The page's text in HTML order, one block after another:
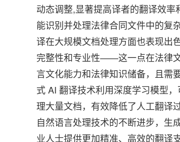
动态调整,显著提高译者的翻译效率
能识别并处理法律合同文件中的复
译在大规模文档处理方面也表现出
完整性和专业性——这一点在法律
言文化能力和法律知识储备，且需
式 AI 翻译技术利用深度学习模型
理大量文档，有效降低了人工翻译
自然语言处理技术的不断进步，生
业人士提供更加精准、高效的翻译支